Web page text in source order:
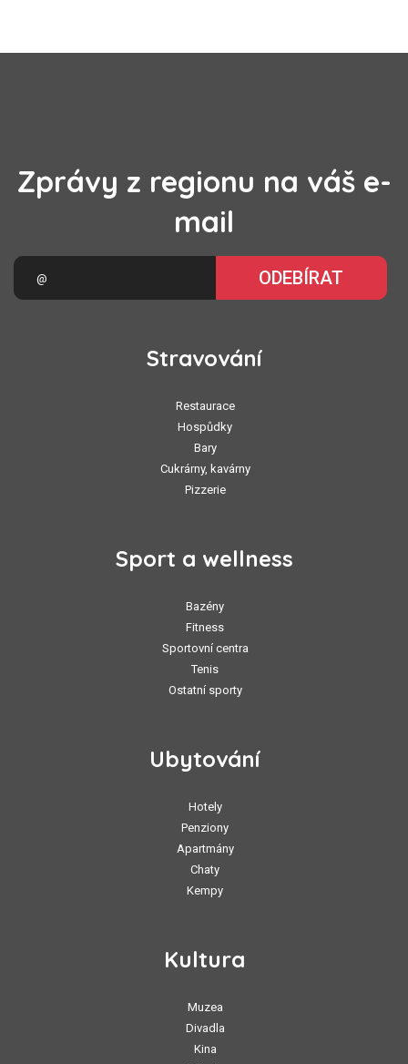
Zprávy z regionu na váš e-
mail
ODEBÍRAT
Stravování
Restaurace
Hospůdky
Bary
Cukrárny, kavárny
Pizzerie
Sport a wellness
Bazény
Fitness
Sportovní centra
Tenis
Ostatní sporty
Ubytování
Hotely
Penziony
Apartmány
Chaty
Kempy
Kultura
Muzea
Divadla
Kina